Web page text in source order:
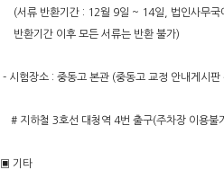
(서류 반환기간 : 12월 9일 ~ 14일, 법인사무국
반환기간 이후 모든 서류는 반환 불가)
- 시험장소 : 중동고 본관 (중동고 교정 안내게시판
# 지하철 3호선 대청역 4번 출구(주차장 이용불
▣ 기타